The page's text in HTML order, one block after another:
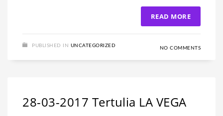
READ MORE
PUBLISHED IN UNCATEGORIZED NO COMMENTS
28-03-2017 Tertulia LA VEGA